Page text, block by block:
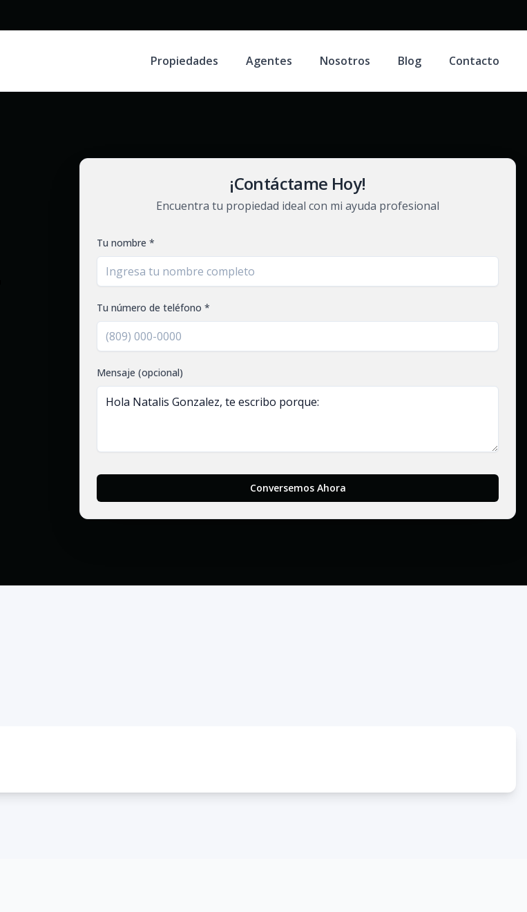
Propiedades Agentes Nosotros Blog Contacto
¡Contáctame Hoy!
Encuentra tu propiedad ideal con mi ayuda profesional
Tu nombre *
Tu número de teléfono *
Mensaje (opcional)
Conversemos Ahora